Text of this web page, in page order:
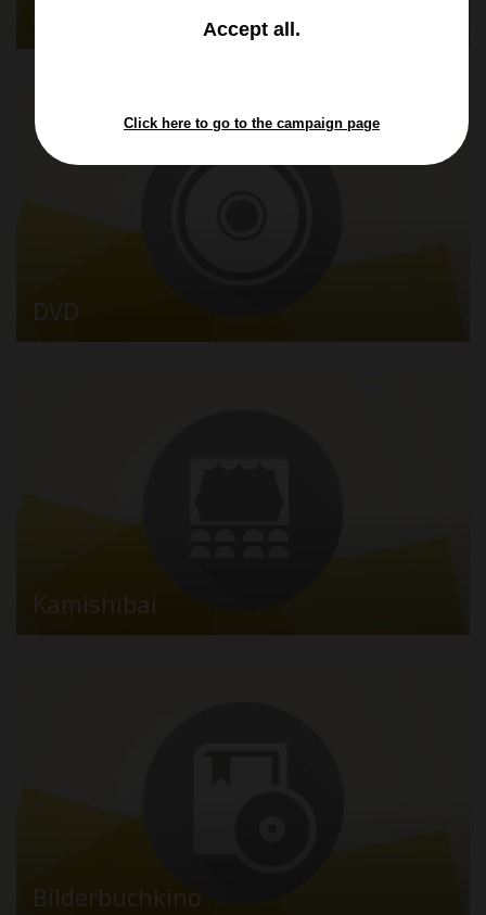
Online auf LeOn
DVD
Kamishibai
Bilderbuchkino
Accept all and
.
Click here to go to the campaign page